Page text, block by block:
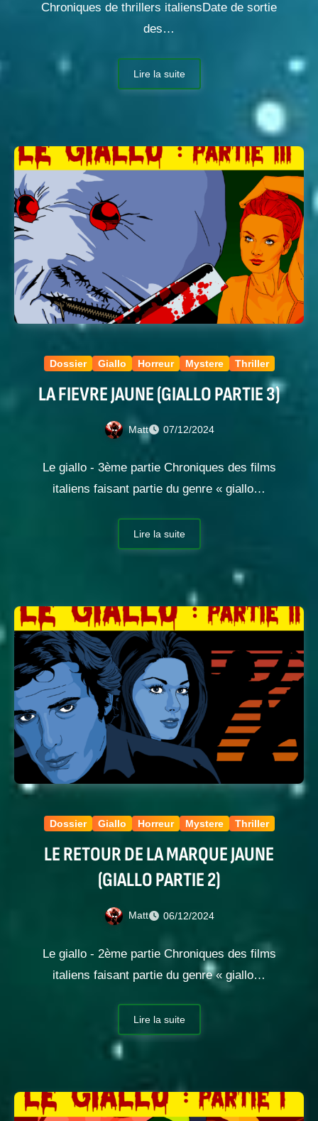
Chroniques de thrillers italiensDate de sortie
des…
Lire la suite
Dossier Giallo Horreur Mystere Thriller
LA FIEVRE JAUNE (GIALLO PARTIE 3)
Matt 07/12/2024
Le giallo - 3ème partie Chroniques des films
italiens faisant partie du genre « giallo…
Lire la suite
Dossier Giallo Horreur Mystere Thriller
LE RETOUR DE LA MARQUE JAUNE
(GIALLO PARTIE 2)
Matt 06/12/2024
Le giallo - 2ème partie Chroniques des films
italiens faisant partie du genre « giallo…
Lire la suite